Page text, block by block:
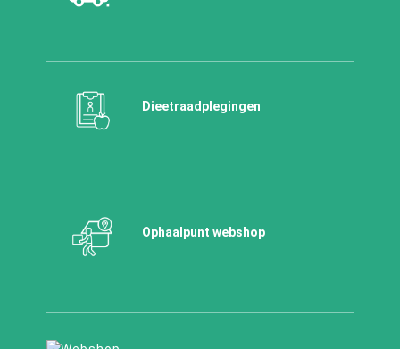
Dieetraadplegingen
Ophaalpunt webshop